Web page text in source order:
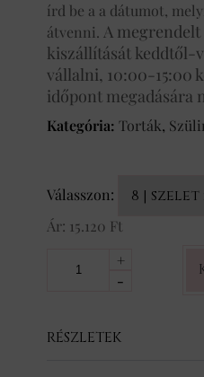
írd be a a dátumot,
átvenni. A
kiszállítását keddtől-
vállalni, 10:00-15:00
időpont megadására
Kategória: Torták,
Válasszon:
Ár: 15.120 Ft
+
-
RÉSZLETEK